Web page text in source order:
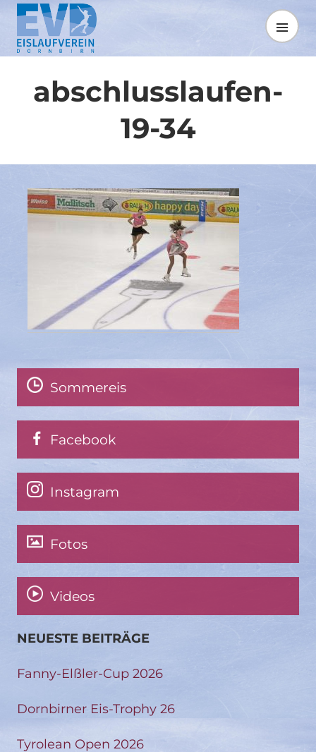
Springe
zum
Inhalt
MENÜ
abschlusslaufen-
19-34
Sommereis
Facebook
Instagram
Fotos
Videos
NEUESTE BEITRÄGE
Fanny-Elßler-Cup 2026
Dornbirner Eis-Trophy 26
Tyrolean Open 2026